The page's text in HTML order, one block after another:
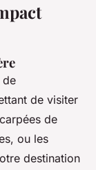
de
de visiter
de
ou les
destination